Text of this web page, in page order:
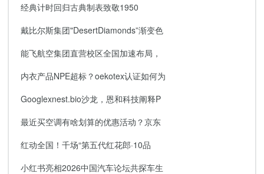
经典计时回归古典制表致敬1950
戴比尔斯集团"DesertDiamonds”渐变色
能飞航空集团直营校区全国加速布局，
内衣产品NPE超标？oekotex认证如何为
Googlexnest.bio沙龙，恩和科技阐释P
最近买空调有啥划算的优惠活动？京东
红动全国！千场“第五代红花郎·10品
小红书亮相2026中国汽车论坛共探车生